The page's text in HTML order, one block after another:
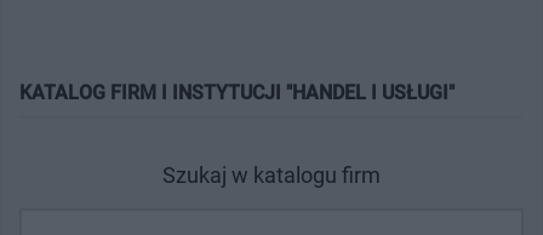
KATALOG FIRM I INSTYTUCJI "HANDEL I USŁUGI"
Szukaj w katalogu firm